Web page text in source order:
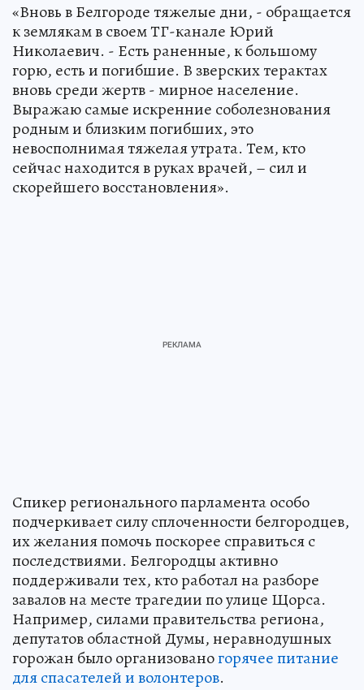
«Вновь в Белгороде тяжелые дни, - обращается
к землякам в своем ТГ-канале Юрий
Николаевич. - Есть раненные, к большому
горю, есть и погибшие. В зверских терактах
вновь среди жертв - мирное население.
Выражаю самые искренние соболезнования
родным и близким погибших, это
невосполнимая тяжелая утрата. Тем, кто
сейчас находится в руках врачей, – сил и
скорейшего восстановления».
Спикер регионального парламента особо
подчеркивает силу сплоченности белгородцев,
их желания помочь поскорее справиться с
последствиями. Белгородцы активно
поддерживали тех, кто работал на разборе
завалов на месте трагедии по улице Щорса.
Например, силами правительства региона,
депутатов областной Думы, неравнодушных
горожан было организованогорячее питание
для спасателей и волонтеров.